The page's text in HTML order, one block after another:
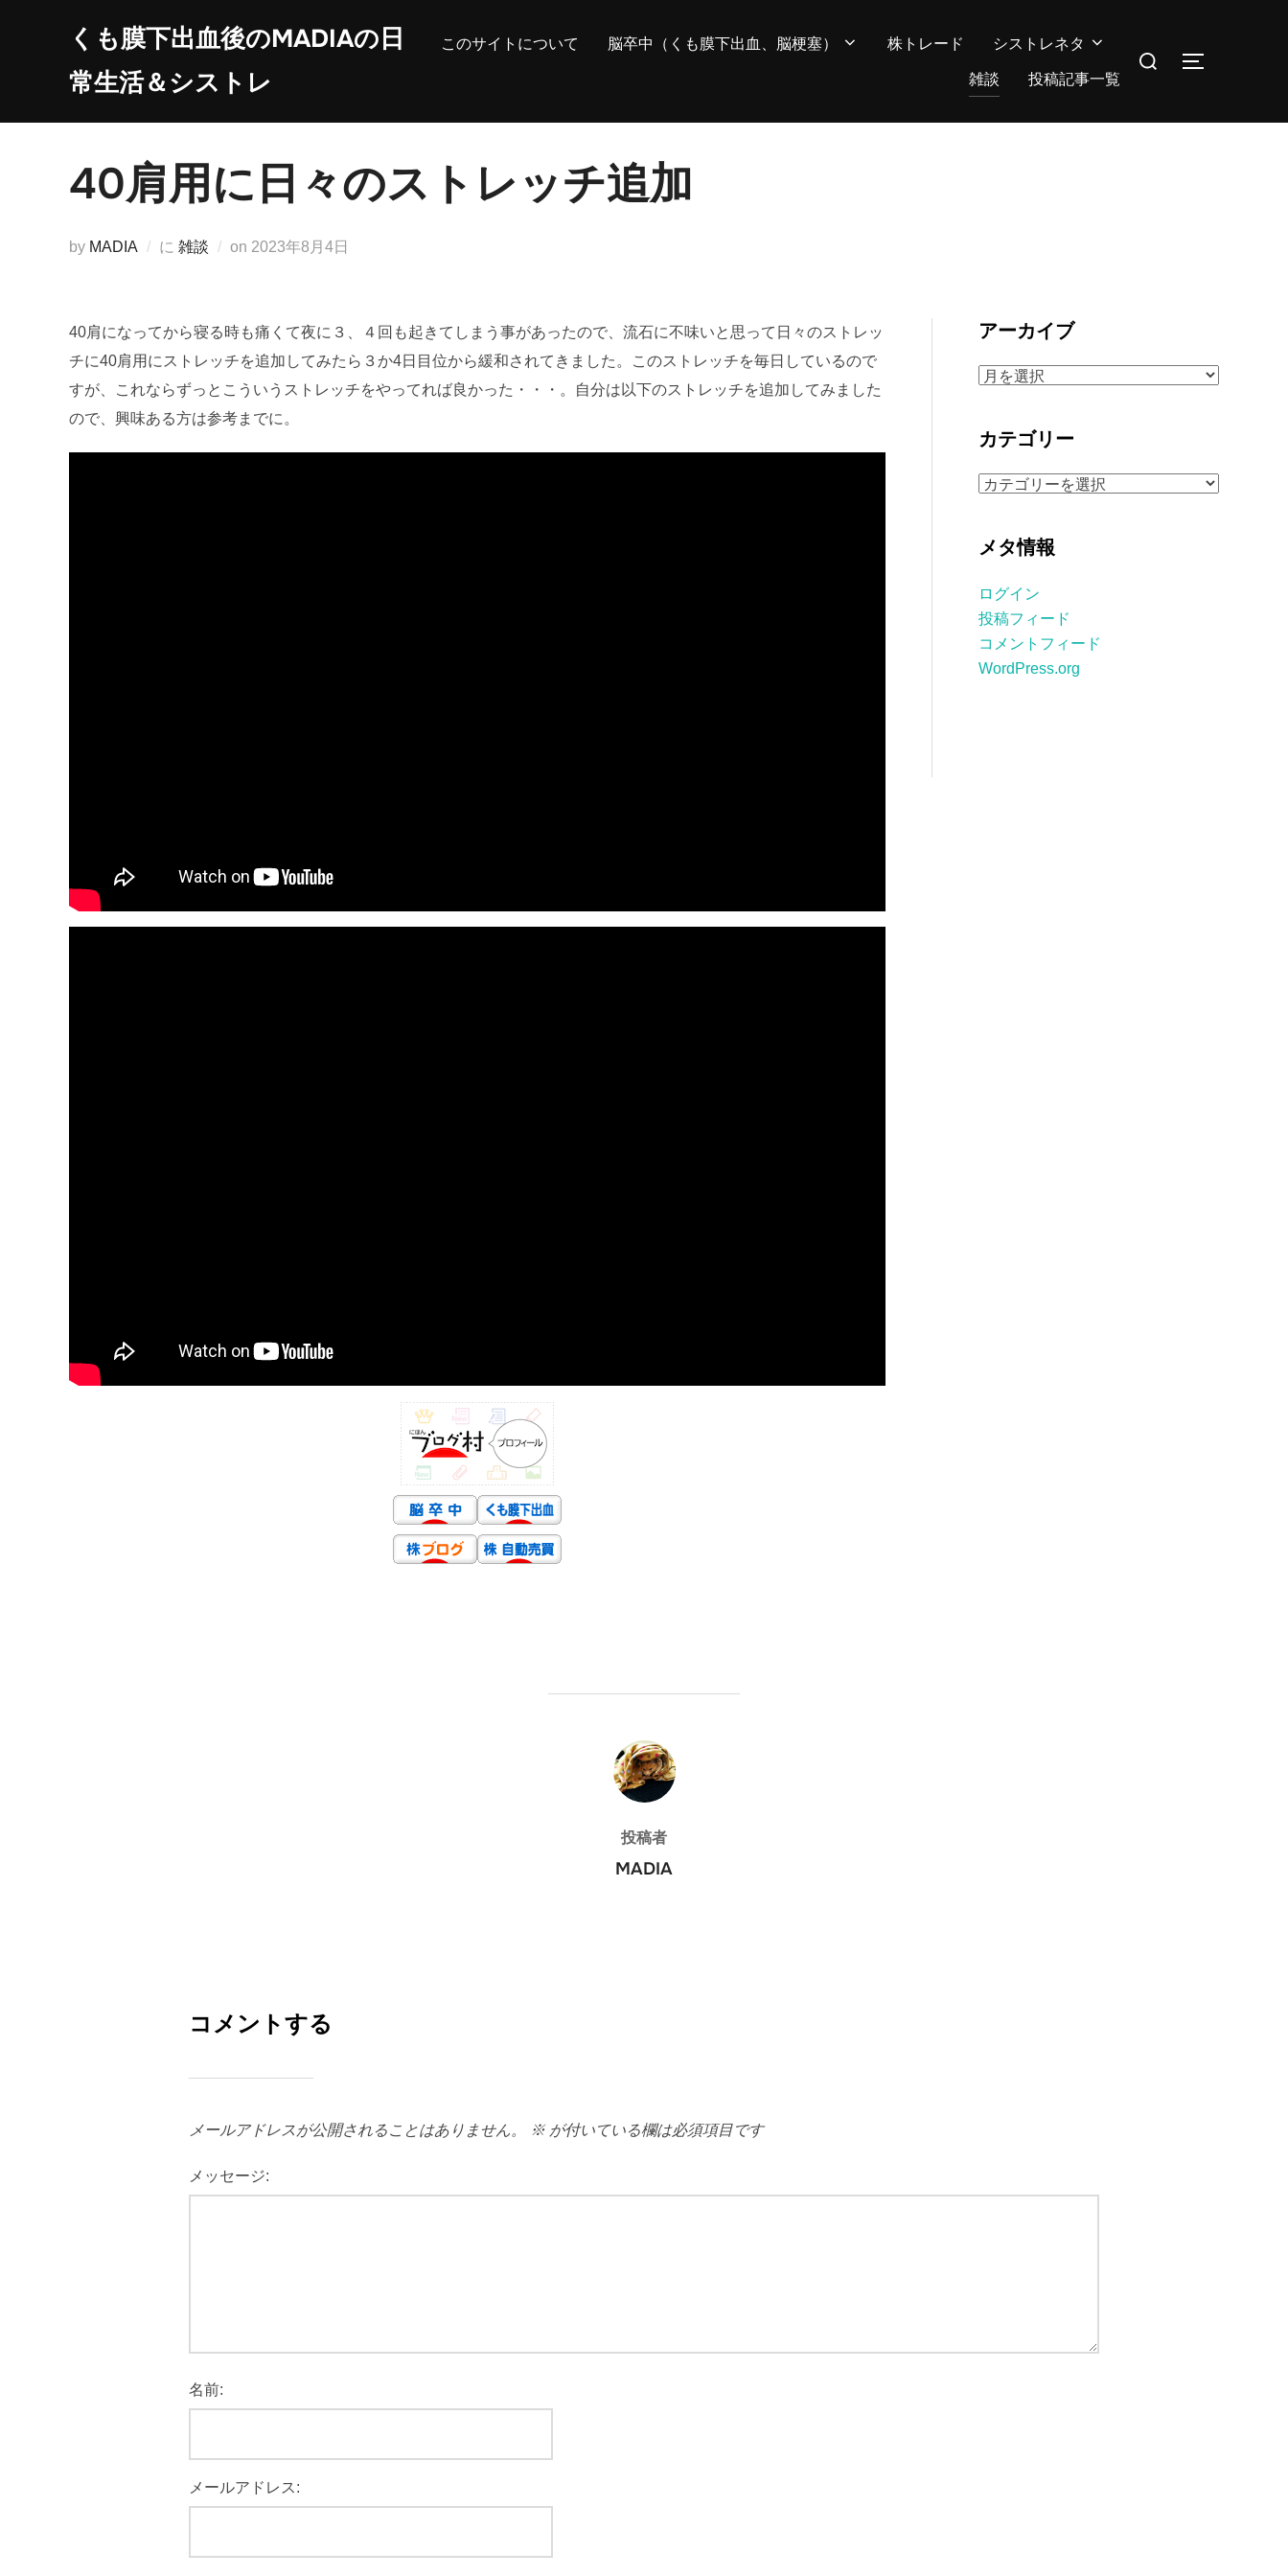
ツ
くも膜下出血後のMADIAの日
常生活＆シストレ
このサイトについて 脳卒中（くも膜下出血、脳梗塞） 株トレード
シストレネタ
雑談
投稿記事一覧
検
サイドバー
40肩用に日々のストレッチ追加
by MADIA に 雑談 on 投
2023年8月4日
40肩になってから寝る時も痛くて夜に３、４回も起きてしまう事があったので、流石に不味いと思って日々のストレッ
チに40肩用にストレッチを追加してみたら３か4日目位から緩和されてきました。このストレッチを毎日しているので
すが、これならずっとこういうストレッチをやってれば良かった・・・。自分は以下のストレッチを追加してみました
ので、興味ある方は参考までに。
アーカイブ
ア
イ
ブ
カテゴリー
カ
リ
メタ情報
ログイン
投稿フィード
コメントフィード
WordPress.org
投稿者
投稿者
MADIA
コメントする
メールアドレスが公開されることはありません。 ※ が付いている欄は必須項目です
メッセージ:
名前:
メールアドレス: